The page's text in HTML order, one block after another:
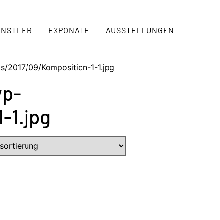
EXPONATE AUSSTELLUNGEN
2017/09/Komposition-1-1.jpg
1.jpg